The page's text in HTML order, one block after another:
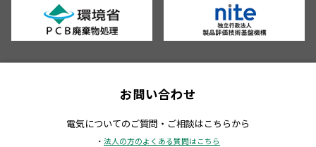
お問い合わせ
電気についてのご質問・ご相談はこちらから
・ 法人の方のよくある質問はこちら